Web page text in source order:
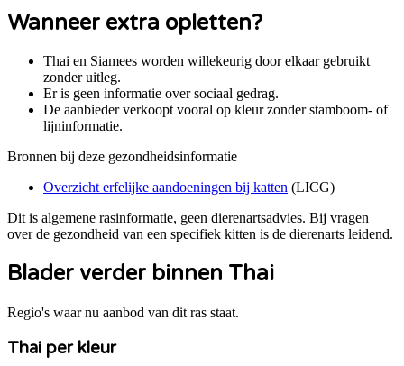
Wanneer extra opletten?
Thai en Siamees worden willekeurig door elkaar gebruikt
zonder uitleg.
Er is geen informatie over sociaal gedrag.
De aanbieder verkoopt vooral op kleur zonder stamboom- of
lijninformatie.
Bronnen bij deze gezondheidsinformatie
Overzicht erfelijke aandoeningen bij katten (LICG)
Dit is algemene rasinformatie, geen dierenartsadvies. Bij vragen
over de gezondheid van een specifiek kitten is de dierenarts leidend.
Blader verder binnen Thai
Regio's waar nu aanbod van dit ras staat.
Thai per kleur